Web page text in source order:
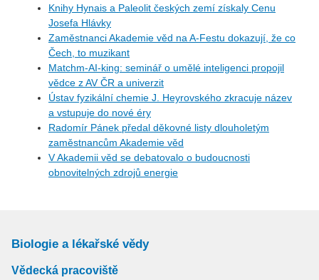
Knihy Hynais a Paleolit českých zemí získaly Cenu
Josefa Hlávky
Zaměstnanci Akademie věd na A-Festu dokazují, že co
Čech, to muzikant
Matchm-AI-king: seminář o umělé inteligenci propojil
vědce z AV ČR a univerzit
Ústav fyzikální chemie J. Heyrovského zkracuje název
a vstupuje do nové éry
Radomír Pánek předal děkovné listy dlouholetým
zaměstnancům Akademie věd
V Akademii věd se debatovalo o budoucnosti
obnovitelných zdrojů energie
Biologie a lékařské vědy
Vědecká pracoviště